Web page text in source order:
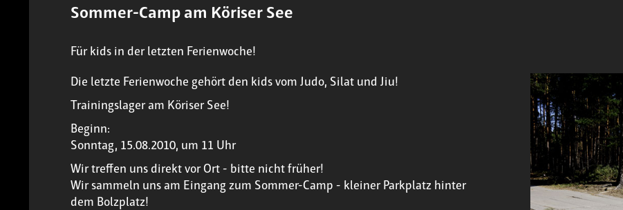
Sommer-Camp am Köriser See
Für kids in der letzten Ferienwoche!
Die letzte Ferienwoche gehört den kids vom Judo, Silat und Jiu!
Trainingslager am Köriser See!
Beginn:
Sonntag, 15.08.2010, um 11 Uhr
Wir treffen uns direkt vor Ort - bitte nicht früher!
Wir sammeln uns am Eingang zum Sommer-Camp - kleiner Parkplatz hinter
dem Bolzplatz!